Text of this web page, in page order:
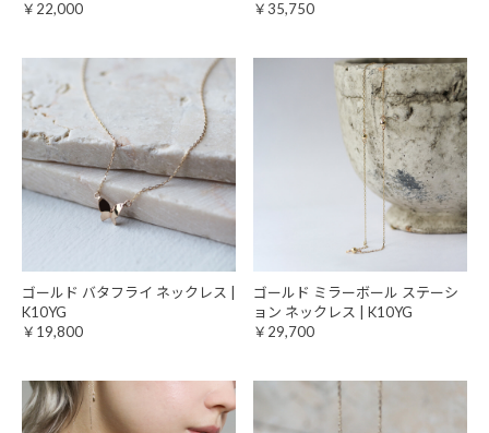
￥22,000
￥35,750
ゴールド バタフライ ネックレス |
K10YG
￥19,800
ゴールド ミラーボール ステーシ
ョン ネックレス | K10YG
￥29,700